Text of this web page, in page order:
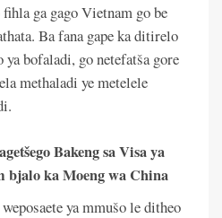
ga gago Vietnam go be
Ba fana gape ka ditirelo
bofaladi, go netefatša gore
methaladi ye metelele
Bakeng sa Visa ya
bjalo ka Moeng wa China
ya mmušo le ditheo